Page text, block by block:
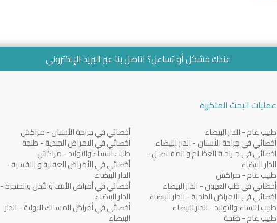
عندك مشكل أو تساءل؟ اتاصل بنا عبرالبريد الإلكتروني
عمليات البحث المتكررة
طبيب عام - الدار البيضاء
أخصائي في جراحة الأسنان - الدار البيضاء
أخصائي في جـراحـة العظـام و المفـاصـل -
الدار البيضاء
طبيب عام - مراكش
أخصائي في طب العيون - الدار البيضاء
أخصائي في الامراض الجلدية - الدار البيضاء
طبيب النساء والتوليد - الدار البيضاء
طبيب عام - طنجة
أخصائي في جراحة الأسنان - مراكش
أخصائي في الامراض الجلدية - طنجة
طبيب النساء والتوليد - مراكش
أخصائي في الأمراض العقلية و النفسية -
الدار البيضاء
أخصائي في أمراض الأنف والأذن والحنجرة -
الدار البيضاء
أخصائي في أمراض المسالك البولية - الدار
البيضاء